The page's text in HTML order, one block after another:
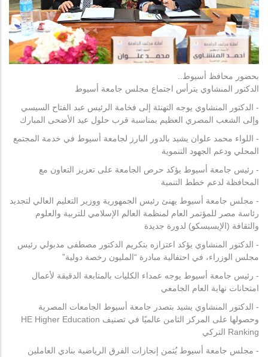
بحضور محافظ أسيوط..
الدكتور المنشاوي يترأس اجتماع مجلس جامعة أسيوط
- الدكتور المنشاوي يوجه التهنئة إلى فخامة الرئيس عبد الفتاح السيسي
وإلى الشعب المصري العظيم بمناسبة قرب حلول عيد الأضحى المبارك
- اللواء محمد علوان يشيد بالدور البارز لجامعة أسيوط في خدمة المجتمع
المحلي ودعم الجهود التنموية
- رئيس جامعة أسيوط يؤكد حرص الجامعة على تعزيز التعاون مع
المحافظة لدعم خطط التنمية
- مجلس جامعة أسيوط يهنئ رئيس الجمهورية ووزير التعليم العالي لتجديد
رئاسة مصر للمؤتمر العام لمنظمة العالم الإسلامي للتربية والعلوم
والثقافة (الإيسيسكو) لدورة جديدة
- الدكتور المنشاوي يؤكد اعتزازه بتكريم الدكتور مصطفى مدبولي رئيس
مجلس الوزراء، في احتفالية مبادرة “المليون رخصة دولية”
- رئيس جامعة أسيوط يوجه عمداء الكليات بالمتابعة الدقيقة لأعمال
امتحانات نهاية العام الجامعي
- الدكتور المنشاوي يشيد بتصدر جامعة أسيوط الجامعات المصرية
وحصولها على المركز الثامن عالميًا في تصنيف HE Higher Education
Ranking التركي
- مجلس جامعة أسيوط يُثمن إنجازات الفرق الرياضية بنادي العاملين